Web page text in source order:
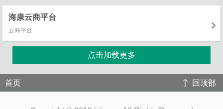
海康云商平台
云商平台
点击加载更多
回顶部
首页